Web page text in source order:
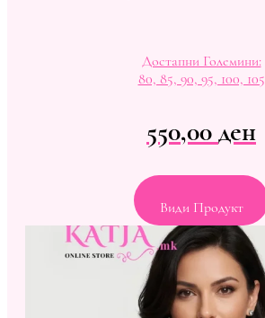
Достапни Големини:
80, 85, 90, 95, 100, 105
550,00ден
Види Продукт